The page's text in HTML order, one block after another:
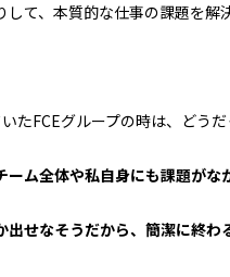
て、 本質的な仕事の課題を解
たFCEグループの時は、 どう
ーム全体や私自身にも課題がな
出せなそうだから、簡潔に終